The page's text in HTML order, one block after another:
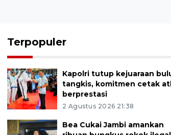
Terpopuler
Kapolri tutup kejuaraan
tangkis, komitmen cetak
berprestasi
2 Agustus 2026 21:38
Bea Cukai Jambi amankan